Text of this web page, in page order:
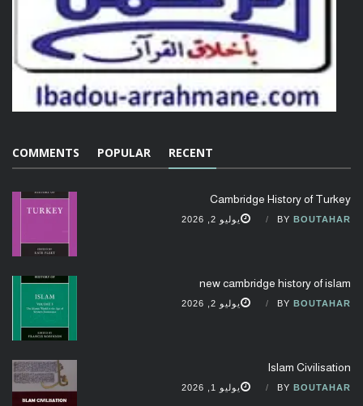
RECENT
POPULAR
COMMENTS
Cambridge History of Turkey
BY BOUTAHAR يوليو 2, 2026
new cambridge history of islam
BY BOUTAHAR يوليو 2, 2026
Islam Civilisation
BY BOUTAHAR يوليو 1, 2026